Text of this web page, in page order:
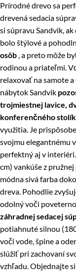
Prírodné drevo sa
drevená sedacia
si súpravu Sandvik,
bolo štýlové a
osôb , a preto môže
rodinou a priateľmi.
relaxovať na samote
nábytok Sandvik
trojmiestnej lavice,
konferenčného
využitia. Je
svojmu elegantnému
perfektný aj v
cm) vankúše z
módna sivá farba
dreva. Pohodlie
odolný voči
záhradnej sedacej
potiahnuté silnou
voči vode, špine a
slúžiť pri zachovaní
vzhľadu. Objednajte